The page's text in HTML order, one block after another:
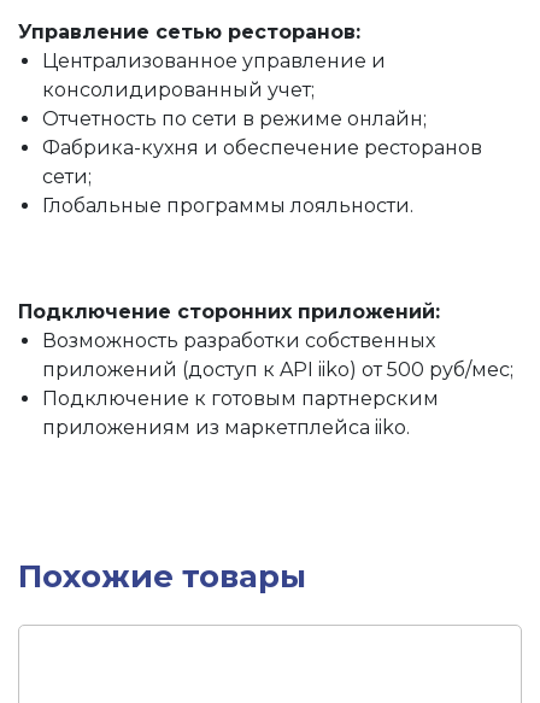
Управление сетью ресторанов:
Централизованное управление и
консолидированный учет;
Отчетность по сети в режиме онлайн;
Фабрика-кухня и обеспечение ресторанов
сети;
Глобальные программы лояльности.
Подключение сторонних приложений:
Возможность разработки собственных
приложений (доступ к API iiko) от 500 руб/мес;
Подключение к готовым партнерским
приложениям из маркетплейса iiko.
Похожие товары